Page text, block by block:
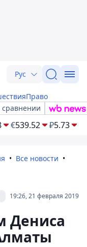
Рус
Право
сравнении
€539.52 ₽5.73
Все новости
19:26, 21 февраля 2019
Дениса